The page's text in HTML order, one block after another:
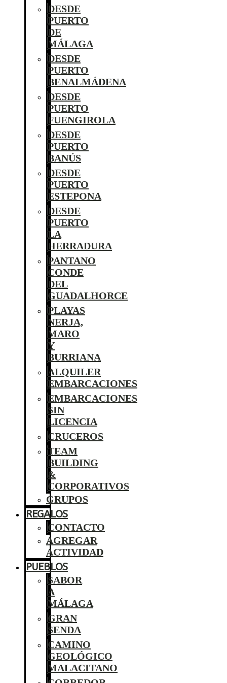
DESDE
PUERTO
DE
MÁLAGA
DESDE
PUERTO
BENALMÁDENA
DESDE
PUERTO
FUENGIROLA
DESDE
PUERTO
BANÚS
DESDE
PUERTO
ESTEPONA
DESDE
PUERTO
LA
HERRADURA
PANTANO
CONDE
DEL
GUADALHORCE
PLAYAS
NERJA,
MARO
Y
BURRIANA
ALQUILER
EMBARCACIONES
EMBARCACIONES
SIN
LICENCIA
CRUCEROS
TEAM
BUILDING
&
CORPORATIVOS
GRUPOS
REGALOS
CONTACTO
AGREGAR
ACTIVIDAD
PUEBLOS
SABOR
A
MÁLAGA
GRAN
SENDA
CAMINO
GEOLÓGICO
MALACITANO